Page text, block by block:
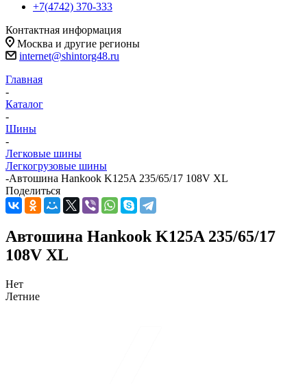
+7(4742) 370-333
Контактная информация
Москва и другие регионы
internet@shintorg48.ru
Главная
-
Каталог
-
Шины
-
Легковые шины
Легкогрузовые шины
-Автошина Hankook K125A 235/65/17 108V XL
Поделиться
Автошина Hankook K125A 235/65/17
108V XL
Нет
Летние